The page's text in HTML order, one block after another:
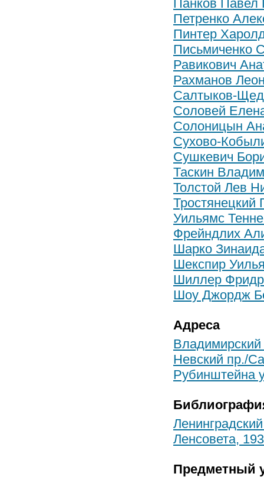
Панков Павел
Петренко
Пинтер
Письмиченко
Равикович
Рахманов
Салтыков-
Соловей
Солоницын
Сухово-
Сушкевич
Таскин
Толстой Лев
Тростянецкий
Уильямс
Фрейндлих
Шарко
Шекспир
Шиллер
Шоу Джордж
Адреса
Владимирский
Невский пр./
Рубинштейна
Ленсовета,
Предметный